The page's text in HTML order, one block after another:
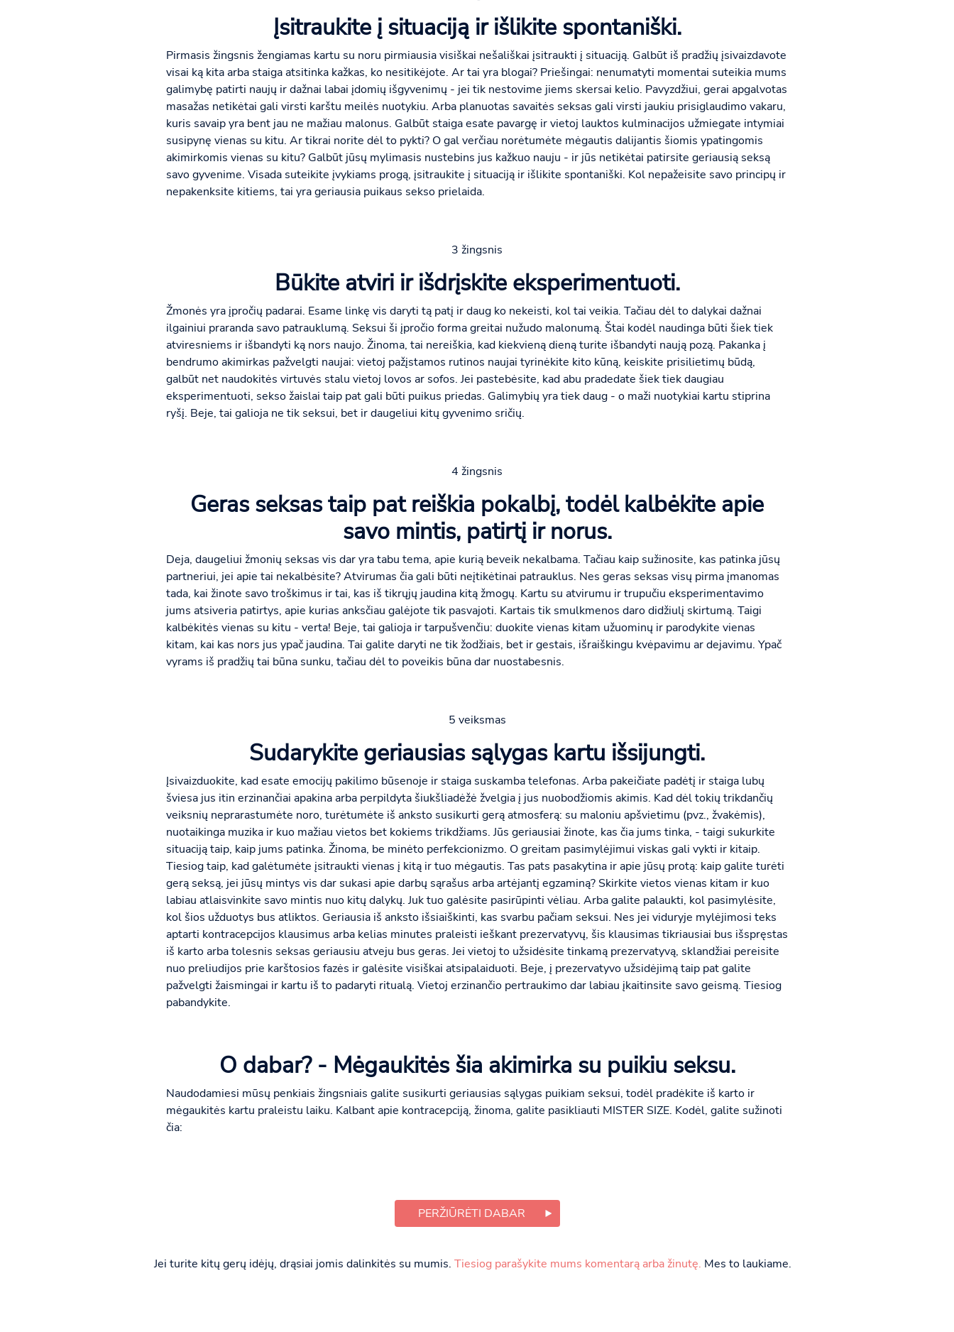
Įsitraukite į situaciją ir išlikite spontaniški.
Pirmasis žingsnis žengiamas kartu su noru pirmiausia visiškai nešališkai įsitraukti į situaciją. Galbūt iš pradžių įsivaizdavote
visai ką kita arba staiga atsitinka kažkas, ko nesitikėjote. Ar tai yra blogai? Priešingai: nenumatyti momentai suteikia mums
galimybę patirti naujų ir dažnai labai įdomių išgyvenimų - jei tik nestovime jiems skersai kelio. Pavyzdžiui, gerai apgalvotas
masažas netikėtai gali virsti karštu meilės nuotykiu. Arba planuotas savaitės seksas gali virsti jaukiu prisiglaudimo vakaru,
kuris savaip yra bent jau ne mažiau malonus. Galbūt staiga esate pavargę ir vietoj lauktos kulminacijos užmiegate intymiai
susipynę vienas su kitu. Ar tikrai norite dėl to pykti? O gal verčiau norėtumėte mėgautis dalijantis šiomis ypatingomis
akimirkomis vienas su kitu? Galbūt jūsų mylimasis nustebins jus kažkuo nauju - ir jūs netikėtai patirsite geriausią seksą
savo gyvenime. Visada suteikite įvykiams progą, įsitraukite į situaciją ir išlikite spontaniški. Kol nepažeisite savo principų ir
nepakenksite kitiems, tai yra geriausia puikaus sekso prielaida.
3 žingsnis
Būkite atviri ir išdrįskite eksperimentuoti.
Žmonės yra įpročių padarai. Esame linkę vis daryti tą patį ir daug ko nekeisti, kol tai veikia. Tačiau dėl to dalykai dažnai
ilgainiui praranda savo patrauklumą. Seksui ši įpročio forma greitai nužudo malonumą. Štai kodėl naudinga būti šiek tiek
atviresniems ir išbandyti ką nors naujo. Žinoma, tai nereiškia, kad kiekvieną dieną turite išbandyti naują pozą. Pakanka į
bendrumo akimirkas pažvelgti naujai: vietoj pažįstamos rutinos naujai tyrinėkite kito kūną, keiskite prisilietimų būdą,
galbūt net naudokitės virtuvės stalu vietoj lovos ar sofos. Jei pastebėsite, kad abu pradedate šiek tiek daugiau
eksperimentuoti, sekso žaislai taip pat gali būti puikus priedas. Galimybių yra tiek daug - o maži nuotykiai kartu stiprina
ryšį. Beje, tai galioja ne tik seksui, bet ir daugeliui kitų gyvenimo sričių.
4 žingsnis
Geras seksas taip pat reiškia pokalbį, todėl kalbėkite apie
savo mintis, patirtį ir norus.
Deja, daugeliui žmonių seksas vis dar yra tabu tema, apie kurią beveik nekalbama. Tačiau kaip sužinosite, kas patinka jūsų
partneriui, jei apie tai nekalbėsite? Atvirumas čia gali būti neįtikėtinai patrauklus. Nes geras seksas visų pirma įmanomas
tada, kai žinote savo troškimus ir tai, kas iš tikrųjų jaudina kitą žmogų. Kartu su atvirumu ir trupučiu eksperimentavimo
jums atsiveria patirtys, apie kurias anksčiau galėjote tik pasvajoti. Kartais tik smulkmenos daro didžiulį skirtumą. Taigi
kalbėkitės vienas su kitu - verta! Beje, tai galioja ir tarpušvenčiu: duokite vienas kitam užuominų ir parodykite vienas
kitam, kai kas nors jus ypač jaudina. Tai galite daryti ne tik žodžiais, bet ir gestais, išraiškingu kvėpavimu ar dejavimu. Ypač
vyrams iš pradžių tai būna sunku, tačiau dėl to poveikis būna dar nuostabesnis.
5 veiksmas
Sudarykite geriausias sąlygas kartu išsijungti.
Įsivaizduokite, kad esate emocijų pakilimo būsenoje ir staiga suskamba telefonas. Arba pakeičiate padėtį ir staiga lubų
šviesa jus itin erzinančiai apakina arba perpildyta šiukšliadėžė žvelgia į jus nuobodžiomis akimis. Kad dėl tokių trikdančių
veiksnių neprarastumėte noro, turėtumėte iš anksto susikurti gerą atmosferą: su maloniu apšvietimu (pvz., žvakėmis),
nuotaikinga muzika ir kuo mažiau vietos bet kokiems trikdžiams. Jūs geriausiai žinote, kas čia jums tinka, - taigi sukurkite
situaciją taip, kaip jums patinka. Žinoma, be minėto perfekcionizmo. O greitam pasimylėjimui viskas gali vykti ir kitaip.
Tiesiog taip, kad galėtumėte įsitraukti vienas į kitą ir tuo mėgautis. Tas pats pasakytina ir apie jūsų protą: kaip galite turėti
gerą seksą, jei jūsų mintys vis dar sukasi apie darbų sąrašus arba artėjantį egzaminą? Skirkite vietos vienas kitam ir kuo
labiau atlaisvinkite savo mintis nuo kitų dalykų. Juk tuo galėsite pasirūpinti vėliau. Arba galite palaukti, kol pasimylėsite,
kol šios užduotys bus atliktos. Geriausia iš anksto išsiaiškinti, kas svarbu pačiam seksui. Nes jei viduryje mylėjimosi teks
aptarti kontracepcijos klausimus arba kelias minutes praleisti ieškant prezervatyvų, šis klausimas tikriausiai bus išspręstas
iš karto arba tolesnis seksas geriausiu atveju bus geras. Jei vietoj to užsidėsite tinkamą prezervatyvą, sklandžiai pereisite
nuo preliudijos prie karštosios fazės ir galėsite visiškai atsipalaiduoti. Beje, į prezervatyvo užsidėjimą taip pat galite
pažvelgti žaismingai ir kartu iš to padaryti ritualą. Vietoj erzinančio pertraukimo dar labiau įkaitinsite savo geismą. Tiesiog
pabandykite.
O dabar? - Mėgaukitės šia akimirka su puikiu seksu.
Naudodamiesi mūsų penkiais žingsniais galite susikurti geriausias sąlygas puikiam seksui, todėl pradėkite iš karto ir
mėgaukitės kartu praleistu laiku. Kalbant apie kontracepciją, žinoma, galite pasikliauti MISTER SIZE. Kodėl, galite sužinoti
čia:
PERŽIŪRĖTI DABAR
Jei turite kitų gerų idėjų, drąsiai jomis dalinkitės su mumis. Tiesiog parašykite mums komentarą arba žinutę. Mes to laukiame.